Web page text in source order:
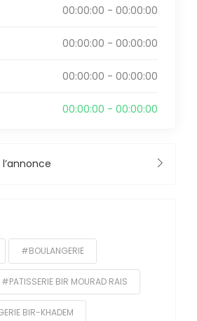
00:00:00 - 00:00:00
00:00:00 - 00:00:00
00:00:00 - 00:00:00
00:00:00 - 00:00:00
#BOULANGERIE
#PATISSERIE BIR MOURAD RAIS
BIR-KHADEM